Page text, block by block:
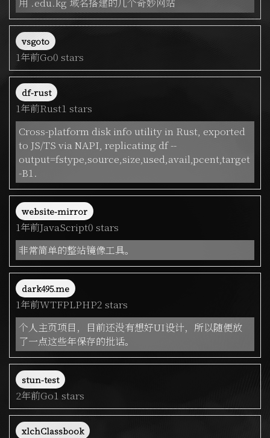
vsgoto
1年前Go0 stars
df-rust
1年前Rust1 stars
Cross-platform disk info utility in Rust, exported
to JS/TS via NAPI, replicating df --
output=fstype,source,size,used,avail,pcent,target
-B1.
website-mirror
1年前JavaScript0 stars
非常简单的整站镜像工具。
dark495.me
1年前WTFPLPHP2 stars
个人主页项目，目前还没有想好UI设计，所以随便放
了一点这些年保存的批话。
stun-test
2年前Go1 stars
xlchClassbook